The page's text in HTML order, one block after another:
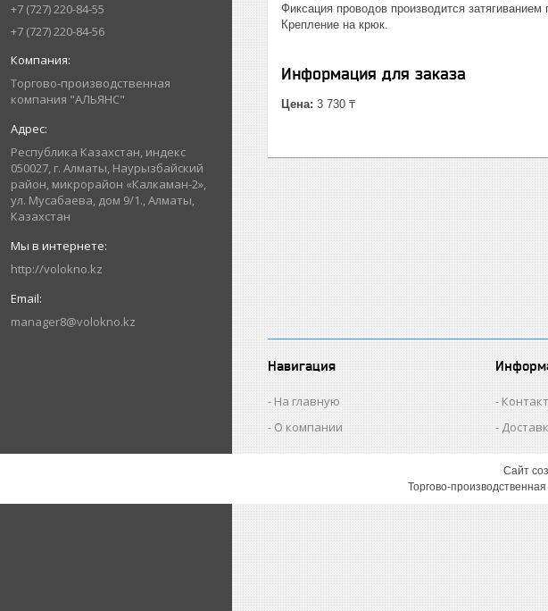
+7 (727) 220-84-55
+7 (727) 220-84-56
Торгово-производственная
компания "АЛЬЯНС"
Республика Казахстан, индекс
050027, г. Алматы, Наурызбайский
район, микрорайон «Калкаман-2»,
ул. Мусабаева, дом 9/1., Алматы,
Казахстан
http://volokno.kz
manager8@volokno.kz
Фиксация проводов производится
Крепление на крюк.
Информация для заказа
Цена: 3 730 ₸
Навигация
На главную
О компании
Сайт